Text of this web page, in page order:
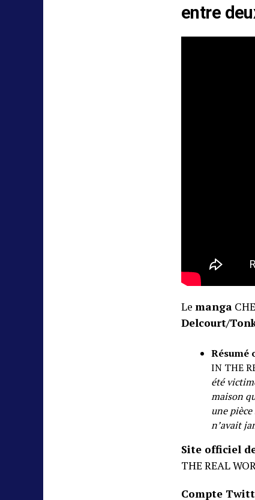
entre
Le manga
Delcourt/
Résumé
IN THE
été
maison
une
n’avait
Site officiel
THE REAL
Compte